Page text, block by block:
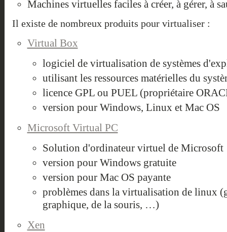
Machines virtuelles faciles à créer, à gérer, à
Il existe de nombreux produits pour virtualiser :
Virtual Box
logiciel de virtualisation de systèmes
utilisant les ressources matérielles du
licence GPL ou PUEL (propriétaire
version pour Windows, Linux et Mac OS
Microsoft Virtual PC
Solution d'ordinateur virtuel de Microsoft
version pour Windows gratuite
version pour Mac OS payante
problèmes dans la virtualisation de linux
graphique, de la souris, …)
Xen